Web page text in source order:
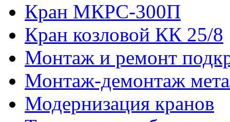
Кран МКРС-300П
Кран козловой КК 25/8
Монтаж и ремонт
Монтаж-демонтаж
Модернизация кранов